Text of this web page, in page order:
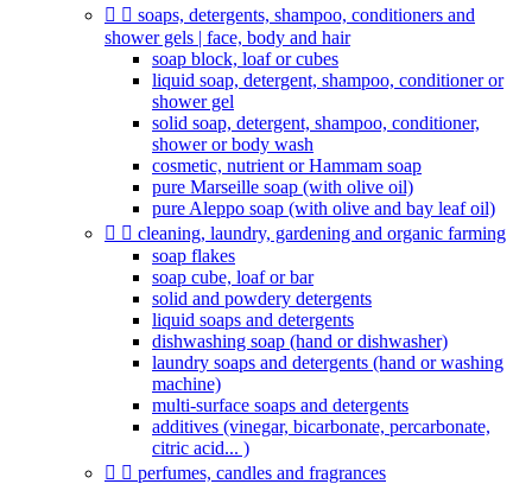
  soaps, detergents, shampoo, conditioners and
shower gels | face, body and hair
soap block, loaf or cubes
liquid soap, detergent, shampoo, conditioner or
shower gel
solid soap, detergent, shampoo, conditioner,
shower or body wash
cosmetic, nutrient or Hammam soap
pure Marseille soap (with olive oil)
pure Aleppo soap (with olive and bay leaf oil)
  cleaning, laundry, gardening and organic farming
soap flakes
soap cube, loaf or bar
solid and powdery detergents
liquid soaps and detergents
dishwashing soap (hand or dishwasher)
laundry soaps and detergents (hand or washing
machine)
multi-surface soaps and detergents
additives (vinegar, bicarbonate, percarbonate,
citric acid... )
  perfumes, candles and fragrances